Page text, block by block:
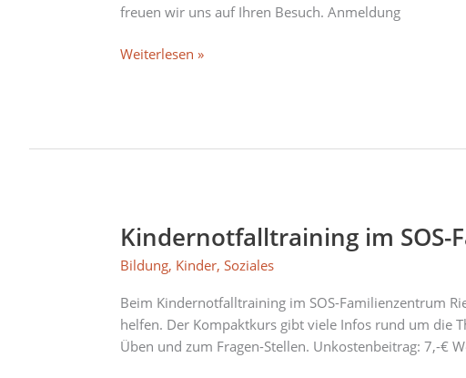
freuen wir uns auf Ihren Besuch. Anmeldung
Weiterlesen »
Kindernotfalltraining im SOS-
Bildung, Kinder,Soziales
Beim Kindernotfalltraining im SOS-Familienzentrum
helfen. Der Kompaktkurs gibt viele Infos rund um die
Üben und zum Fragen-Stellen. Unkostenbeitrag: 7,-€
Kindernotfalltraining
SOS-
Familienzentrum
Riem